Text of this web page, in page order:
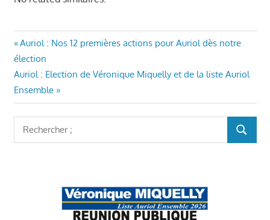
AURIOL
MUNICIPALES
AURIOL
Navigation
de
l’article
Article
précédent
:
Auriol : Nos 12 premières actions pour Auriol dès notre
élection
Article
suivant
:
Auriol : Election de Véronique Miquelly et de la liste Auriol
Ensemble
Rechercher